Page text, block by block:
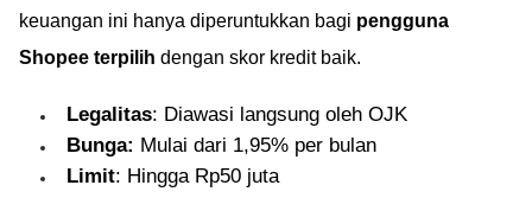
keuangan ini hanya diperuntukkan bagi pengguna
Shopee terpilih dengan skor kredit baik.
Legalitas: Diawasi langsung oleh OJK
Bunga: Mulai dari 1,95% per bulan
Limit: Hingga Rp50 juta